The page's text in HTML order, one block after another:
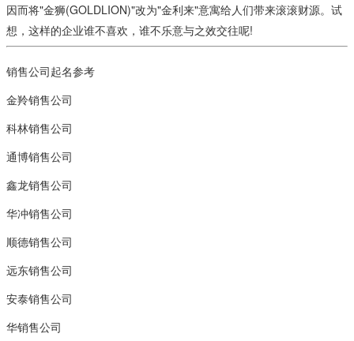
因而将"金狮(GOLDLION)"改为"金利来"意寓给人们带来滚滚财源。试
想，这样的企业谁不喜欢，谁不乐意与之效交往呢!
销售公司起名参考
金羚销售公司
科林销售公司
通博销售公司
鑫龙销售公司
华冲销售公司
顺德销售公司
远东销售公司
安泰销售公司
华销售公司